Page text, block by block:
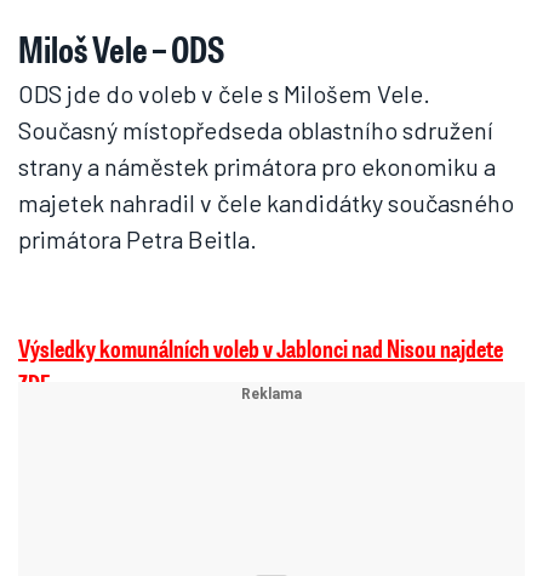
Miloš Vele – ODS
ODS jde do voleb v čele s Milošem Vele.
Současný místopředseda oblastního sdružení
strany a náměstek primátora pro ekonomiku a
majetek nahradil v čele kandidátky současného
primátora Petra Beitla.
Výsledky komunálních voleb v Jablonci nad Nisou najdete
ZDE